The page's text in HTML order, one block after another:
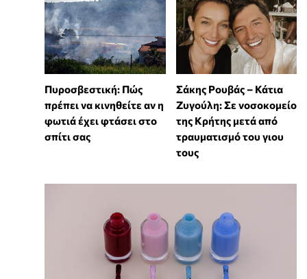
Πυροσβεστική: Πώς
πρέπει να κινηθείτε αν η
φωτιά έχει φτάσει στο
σπίτι σας
Σάκης Ρουβάς – Κάτια
Ζυγούλη: Σε νοσοκομείο
της Κρήτης μετά από
τραυματισμό του γιου
τους